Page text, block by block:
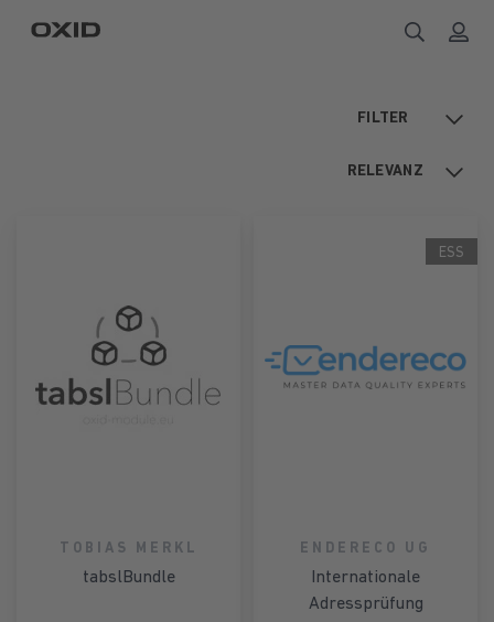
FILTER
RELEVANZ
TOBIAS MERKL
tabslBundle
ESS
ENDERECO UG
Internationale
Adressprüfung